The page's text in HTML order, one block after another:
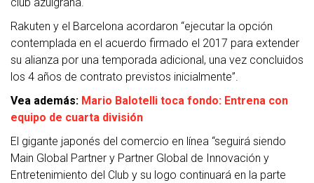
Rakuten y el Barcelona acordaron “ejecutar la opción
contemplada en el acuerdo firmado el 2017 para extender
su alianza por una temporada adicional, una vez concluidos
los 4 años de contrato previstos inicialmente”.
Vea además: Mario Balotelli toca fondo: Entrena con
equipo de cuarta división
El gigante japonés del comercio en línea “seguirá siendo
Main Global Partner y Partner Global de Innovación y
Entretenimiento del Club y su logo continuará en la parte